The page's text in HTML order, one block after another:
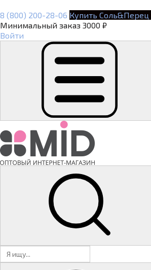
8 (800) 200-28-06 Купить Соль&Перец
Минимальный заказ 3000 ₽
Войти